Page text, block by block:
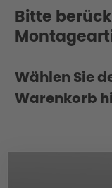
Wheelset
Bitte
Wählen Sie
Warenkorb